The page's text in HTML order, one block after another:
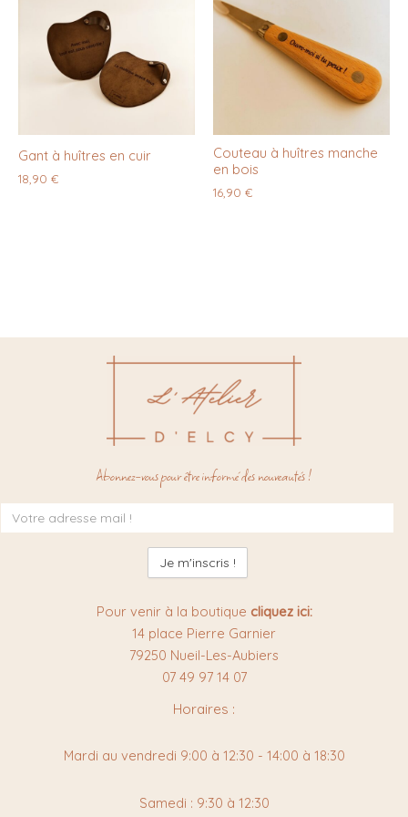
Gant à huîtres en cuir
18,90 €
Couteau à huîtres manche
en bois
16,90 €
Abonnez-vous pour être informé des nouveautés !
à
la
newsletter
:
Pour venir à la boutique cliquez ici:
14 place Pierre Garnier
79250 Nueil-Les-Aubiers
07 49 97 14 07
Horaires :
Mardi au vendredi 9:00 à 12:30 - 14:00 à 18:30
Samedi : 9:30 à 12:30